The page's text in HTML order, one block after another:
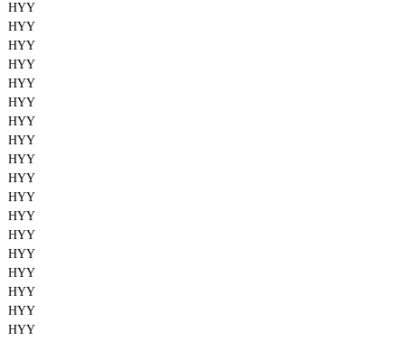
HYY
HYY
HYY
HYY
HYY
HYY
HYY
HYY
HYY
HYY
HYY
HYY
HYY
HYY
HYY
HYY
HYY
HYY